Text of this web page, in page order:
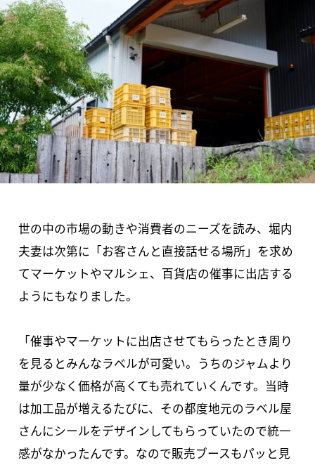
世の中の市場の動きや消費者のニーズを読み、堀内
夫妻は次第に「お客さんと直接話せる場所」を求め
てマーケットやマルシェ、百貨店の催事に出店する
ようにもなりました。
「催事やマーケットに出店させてもらったとき周り
を見るとみんなラベルが可愛い。うちのジャムより
量が少なく価格が高くても売れていくんです。当時
は加工品が増えるたびに、その都度地元のラベル屋
さんにシールをデザインしてもらっていたので統一
感がなかったんです。なので販売ブースもパッと見